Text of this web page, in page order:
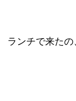
ランチで来た